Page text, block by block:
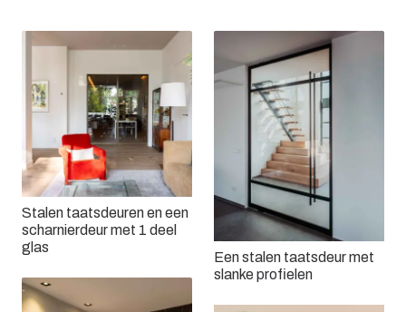
Stalen taatsdeuren en een
scharnierdeur met 1 deel
glas
Een stalen taatsdeur met
slanke profielen